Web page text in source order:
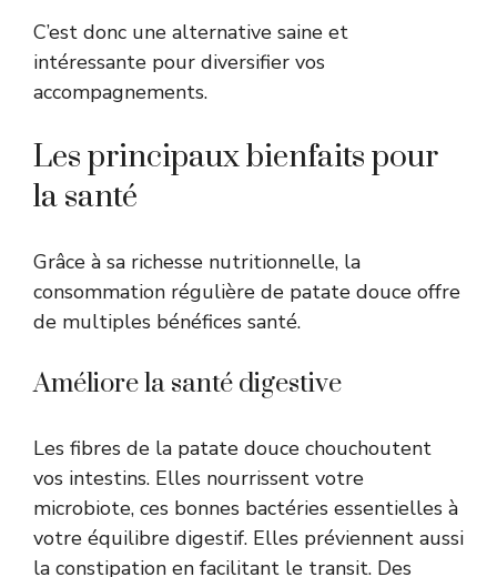
C’est donc une alternative saine et
intéressante pour diversifier vos
accompagnements.
Les principaux bienfaits pour
la santé
Grâce à sa richesse nutritionnelle, la
consommation régulière de patate douce offre
de multiples bénéfices santé.
Améliore la santé digestive
Les fibres de la patate douce chouchoutent
vos intestins. Elles nourrissent votre
microbiote, ces bonnes bactéries essentielles à
votre équilibre digestif. Elles préviennent aussi
la constipation en facilitant le transit. Des